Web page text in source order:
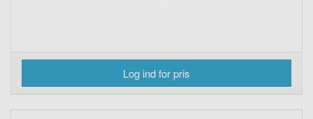
Log ind for pris